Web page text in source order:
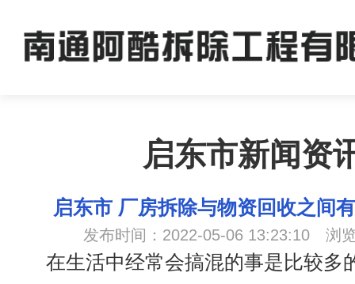
启东市新闻资
启东市 厂房拆除与物资回收之间
发布时间：2022-05-06 13:23:10 浏
在生活中经常会搞混的事是比较多